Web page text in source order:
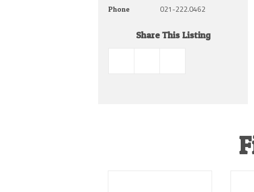
Phone 021-222.0462
Share This Listing